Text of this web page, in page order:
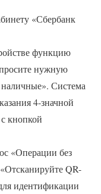
«Сбербанк
функцию
нужную
Система
4-значной
кнопкой
«Операции без
QR-
идентификации